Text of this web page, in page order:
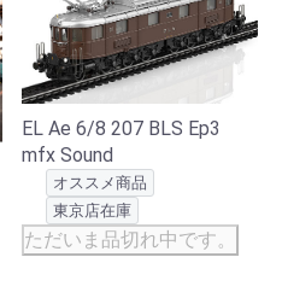
EL Ae 6/8 207 BLS Ep3
mfx Sound
オススメ商品
東京店在庫
ただいま品切れ中です。